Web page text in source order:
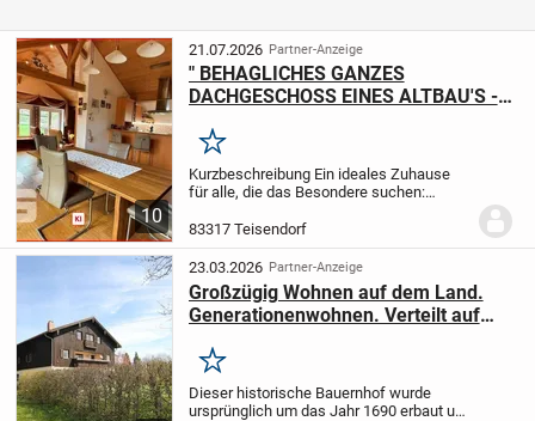
10
21.07.2026 Partner-Anzeige
" BEHAGLICHES GANZES
DACHGESCHOSS EINES ALTBAU'S -
TOPZUSTAND ! "
Merken
Kurzbeschreibung Ein ideales Zuhause
für alle, die das Besondere suchen:
in eine der schönsten Regionen
Oberbayerns ! Objekt In einem älteren
gepflegten...
83317 Teisendorf
23.03.2026 Partner-Anzeige
Großzügig Wohnen auf dem Land.
Generationenwohnen. Verteilt auf
Merken
Dieser historische Bauernhof wurde
ursprünglich um das Jahr 1690 erbaut und